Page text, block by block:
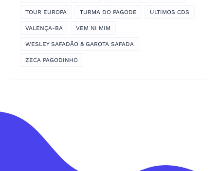
TOUR EUROPA TURMA DO PAGODE ULTIMOS CDS
VALENÇA-BA VEM NI MIM
WESLEY SAFADÃO & GAROTA SAFADA
ZECA PAGODINHO